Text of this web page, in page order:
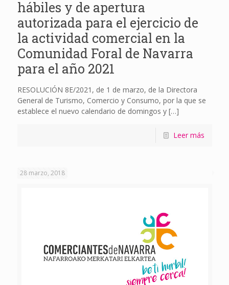
hábiles y de apertura
autorizada para el ejercicio de
la actividad comercial en la
Comunidad Foral de Navarra
para el año 2021
RESOLUCIÓN 8E/2021, de 1 de marzo, de la Directora
General de Turismo, Comercio y Consumo, por la que se
establece el nuevo calendario de domingos y[…]
Leer más
28 marzo, 2018